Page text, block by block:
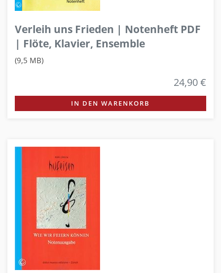
Verleih uns Frieden | Notenheft PDF
| Flöte, Klavier, Ensemble
(9,5 MB)
24,90 €
IN DEN WARENKORB